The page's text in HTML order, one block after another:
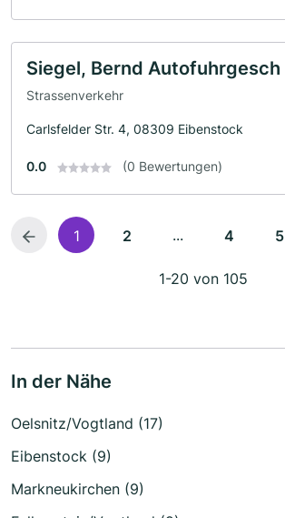
Siegel, Bernd Autofuhrgesch
Strassenverkehr
Carlsfelder Str. 4, 08309 Eibenstock
0.0 (0 Bewertungen)
1 2 ... 4 5
1-20 von 105
In der Nähe
Oelsnitz/Vogtland (17)
Eibenstock (9)
Markneukirchen (9)